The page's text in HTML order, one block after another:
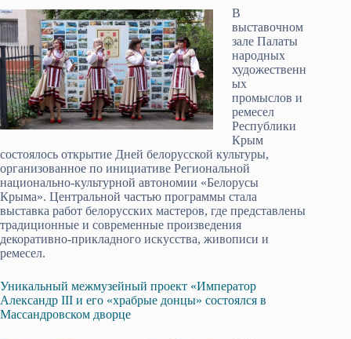
В
выставочном
зале Палаты
народных
художественн
ых
промыслов и
ремесел
Республики
Крым
состоялось открытие Дней белорусской культуры,
организованное по инициативе Региональной
национально-культурной автономии «Белорусы
Крыма». Центральной частью программы стала
выставка работ белорусских мастеров, где представлены
традиционные и современные произведения
декоративно-прикладного искусства, живописи и
ремесел.
Уникальный межмузейный проект «Император
Александр III и его «храбрые донцы» состоялся в
Массандровском дворце